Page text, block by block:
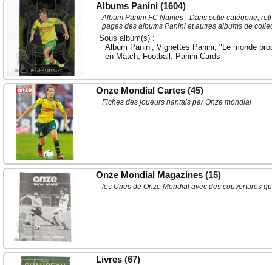
Albums Panini (1604)
Album Panini FC Nantes - Dans cette catégorie,
pages des albums Panini et autres albums de
Sous album(s) :
Album Panini, Vignettes Panini, "Le monde
en Match, Football , Panini Cards
Onze Mondial Cartes (45)
Fiches des joueurs nantais par Onze mondial
Onze Mondial Magazines (15)
les Unes de Onze Mondial avec des couvertures
Livres (67)